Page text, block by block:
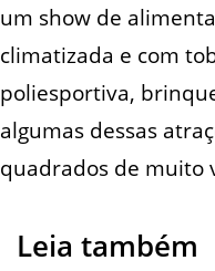
um show de
climatizada e com
poliesportiva,
algumas dessas
quadrados de muito
Leia também